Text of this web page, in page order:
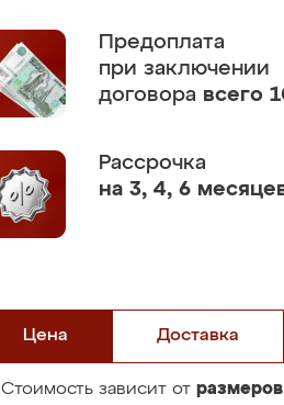
Предоплата
при заключении
договора всего
Рассрочка
на 3, 4, 6
Цена Доставка
Стоимость зависит от